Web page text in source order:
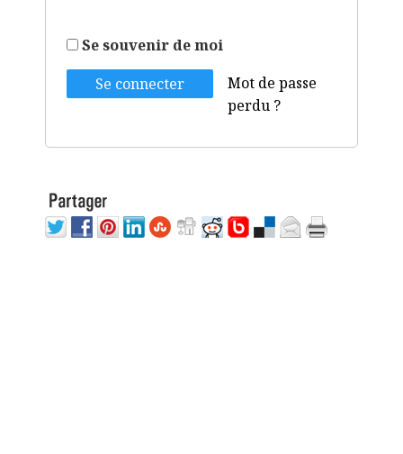
Se souvenir de moi
Se connecter
Mot de passe
perdu ?